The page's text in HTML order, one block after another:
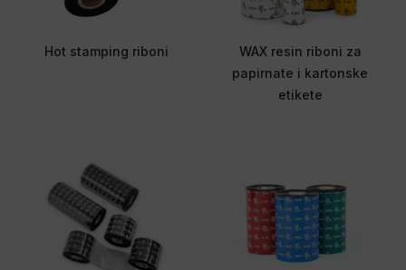
Hot stamping riboni
WAX resin riboni za
papirnate i kartonske
etikete